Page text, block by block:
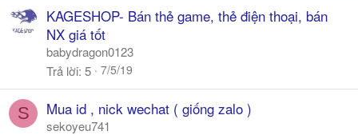
KAGESHOP- Bán thẻ game, thẻ điện thoại, bán
NX giá tốt
babydragon0123
Trả lời 5 7/5/19
S Mua id , nick wechat ( giống zalo )
sekoyeu741